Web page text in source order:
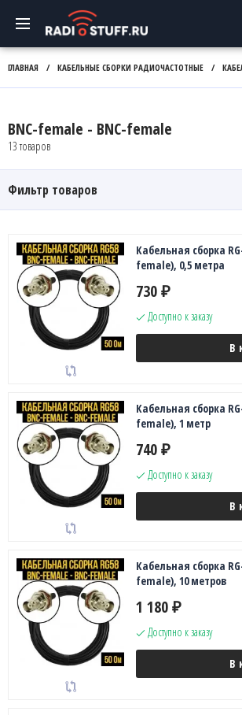
ГЛАВНАЯ / КАБЕЛЬНЫЕ СБОРКИ РАДИОЧАСТОТНЫЕ /
BNC-female - BNC-female
13 товаров
Фильтр товаров
Кабельная сборка
female), 0,5 метра
730 ₽
Доступно к заказу
В
Кабельная сборка
female), 1 метр
740 ₽
Доступно к заказу
В
Кабельная сборка
female), 10 метров
1 180 ₽
Доступно к заказу
В